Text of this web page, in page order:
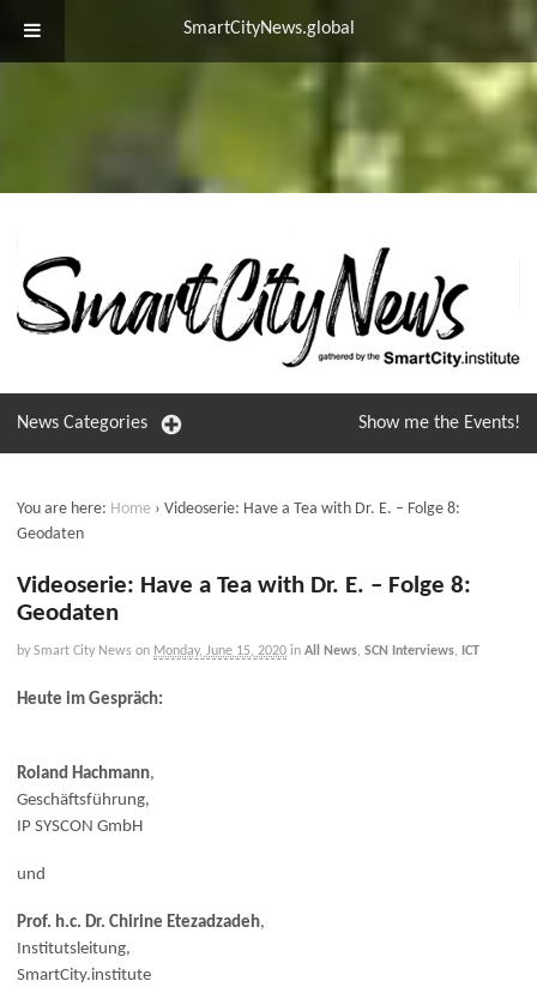
News Categories Show me the Events!
You are here: Home › Videoserie: Have a Tea with Dr. E. – Folge 8:
Geodaten
Videoserie: Have a Tea with Dr. E. – Folge 8:
Geodaten
by Smart City News on Monday, June 15, 2020 in All News, SCN Interviews, ICT
Heute im Gespräch:
Roland Hachmann,
Geschäftsführung,
IP SYSCON GmbH
und
Prof. h.c. Dr. Chirine Etezadzadeh,
Institutsleitung,
SmartCity.institute
SmartCityNews.global